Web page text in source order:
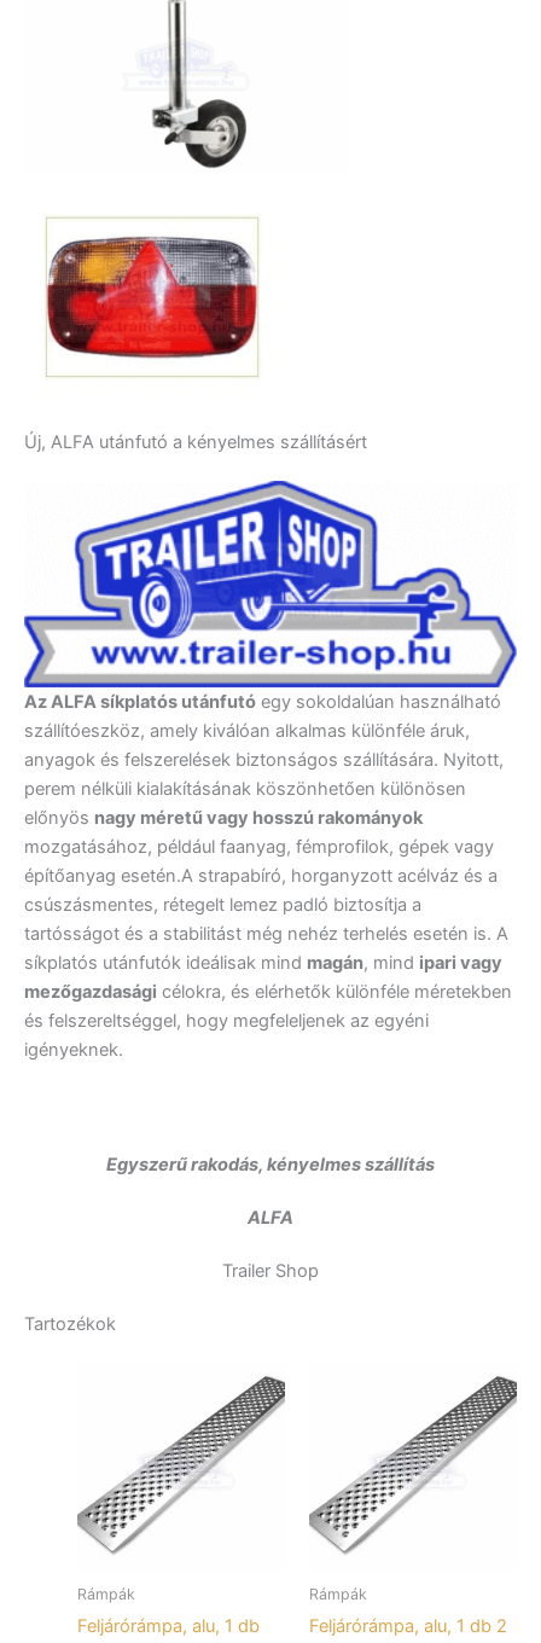
Új, ALFA utánfutó a kényelmes szállításért
Az ALFA síkplatós utánfutó egy sokoldalúan használható
szállítóeszköz, amely kiválóan alkalmas különféle áruk,
anyagok és felszerelések biztonságos szállítására. Nyitott,
perem nélküli kialakításának köszönhetően különösen
előnyös nagy méretű vagy hosszú rakományok
mozgatásához, például faanyag, fémprofilok, gépek vagy
építőanyag esetén.A strapabíró, horganyzott acélváz és a
csúszásmentes, rétegelt lemez padló biztosítja a
tartósságot és a stabilitást még nehéz terhelés esetén is. A
síkplatós utánfutók ideálisak mind magán, mind ipari vagy
mezőgazdasági célokra, és elérhetők különféle méretekben
és felszereltséggel, hogy megfeleljenek az egyéni
igényeknek.
Egyszerű rakodás, kényelmes szállítás
ALFA
Trailer Shop
Tartozékok
Rámpák
Feljárórámpa, alu, 1 db
Rámpák
Feljárórámpa, alu, 1 db 2